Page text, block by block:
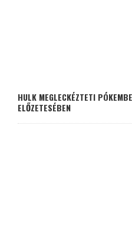
HULK MEGLECKÉZTETI
ELŐZETESÉBEN